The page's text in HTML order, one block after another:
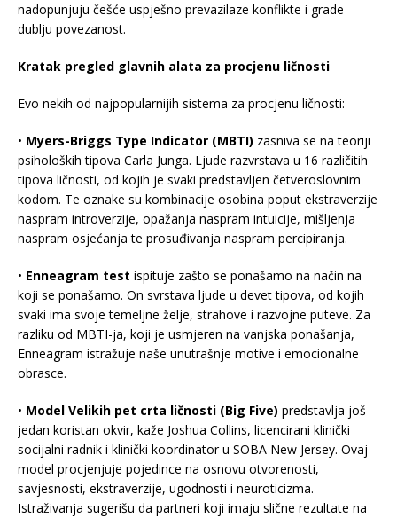
nadopunjuju češće uspješno prevazilaze konflikte i grade
dublju povezanost.
Kratak pregled glavnih alata za procjenu ličnosti
Evo nekih od najpopularnijih sistema za procjenu ličnosti:
• Myers-Briggs Type Indicator (MBTI) zasniva se na teoriji
psiholoških tipova Carla Junga. Ljude razvrstava u 16 različitih
tipova ličnosti, od kojih je svaki predstavljen četveroslovnim
kodom. Te oznake su kombinacije osobina poput ekstraverzije
naspram introverzije, opažanja naspram intuicije, mišljenja
naspram osjećanja te prosuđivanja naspram percipiranja.
• Enneagram test ispituje zašto se ponašamo na način na
koji se ponašamo. On svrstava ljude u devet tipova, od kojih
svaki ima svoje temeljne želje, strahove i razvojne puteve. Za
razliku od MBTI-ja, koji je usmjeren na vanjska ponašanja,
Enneagram istražuje naše unutrašnje motive i emocionalne
obrasce.
• Model Velikih pet crta ličnosti (Big Five) predstavlja još
jedan koristan okvir, kaže Joshua Collins, licencirani klinički
socijalni radnik i klinički koordinator u SOBA New Jersey. Ovaj
model procjenjuje pojedince na osnovu otvorenosti,
savjesnosti, ekstraverzije, ugodnosti i neuroticizma.
Istraživanja sugerišu da partneri koji imaju slične rezultate na